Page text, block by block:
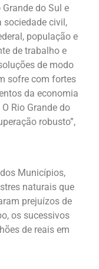
do Sul e
sociedade civil,
população e
de trabalho e
de modo
sofre com fortes
da economia
Rio Grande do
robusto”,
Municípios,
naturais que
prejuízos de
os sucessivos
de reais em